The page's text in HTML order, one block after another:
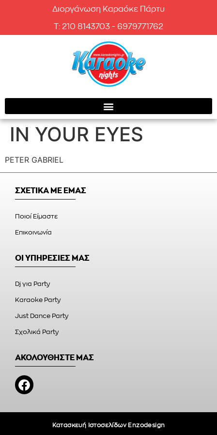
Διοργάνωση Καραόκε Πάρτυ
T: 210 8143703 - 6979771762
IN YOUR EYES
PETER GABRIEL
ΣΧΕΤΙΚΑ ΜΕ ΕΜΑΣ
Ποιοί Είμαστε
Επικοινωνία
ΟΙ ΥΠΗΡΕΣΙΕΣ ΜΑΣ
Dj για Party
Karaoke Party
Just Dance Party
Σχολικά Party
ΑΚΟΛΟΥΘΗΣΤΕ ΜΑΣ
Κατασκευή Ιστοσελίδων Enzodesign